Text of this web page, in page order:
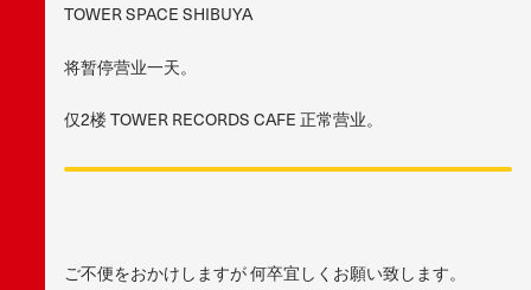
TOWER SPACE SHIBUYA
将暂停营业一天。
仅2楼 TOWER RECORDS CAFE 正常营业。
ご不便をおかけしますが 何卒宜しくお願い致します。